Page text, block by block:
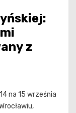
z
na 15 września